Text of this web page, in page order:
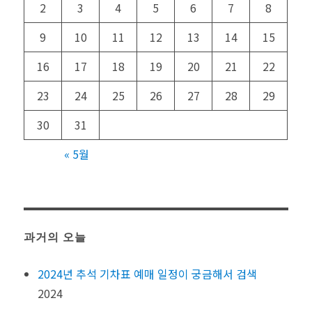
2 3 4 5 6 7
8
9
10 11 12 13 14
15
16
17 18 19 20 21
22
23
24 25 26 27 28
29
30
31
« 5월
과거의 오늘
2024년 추석 기차표 예매 일정이 궁금해서 검색
2024